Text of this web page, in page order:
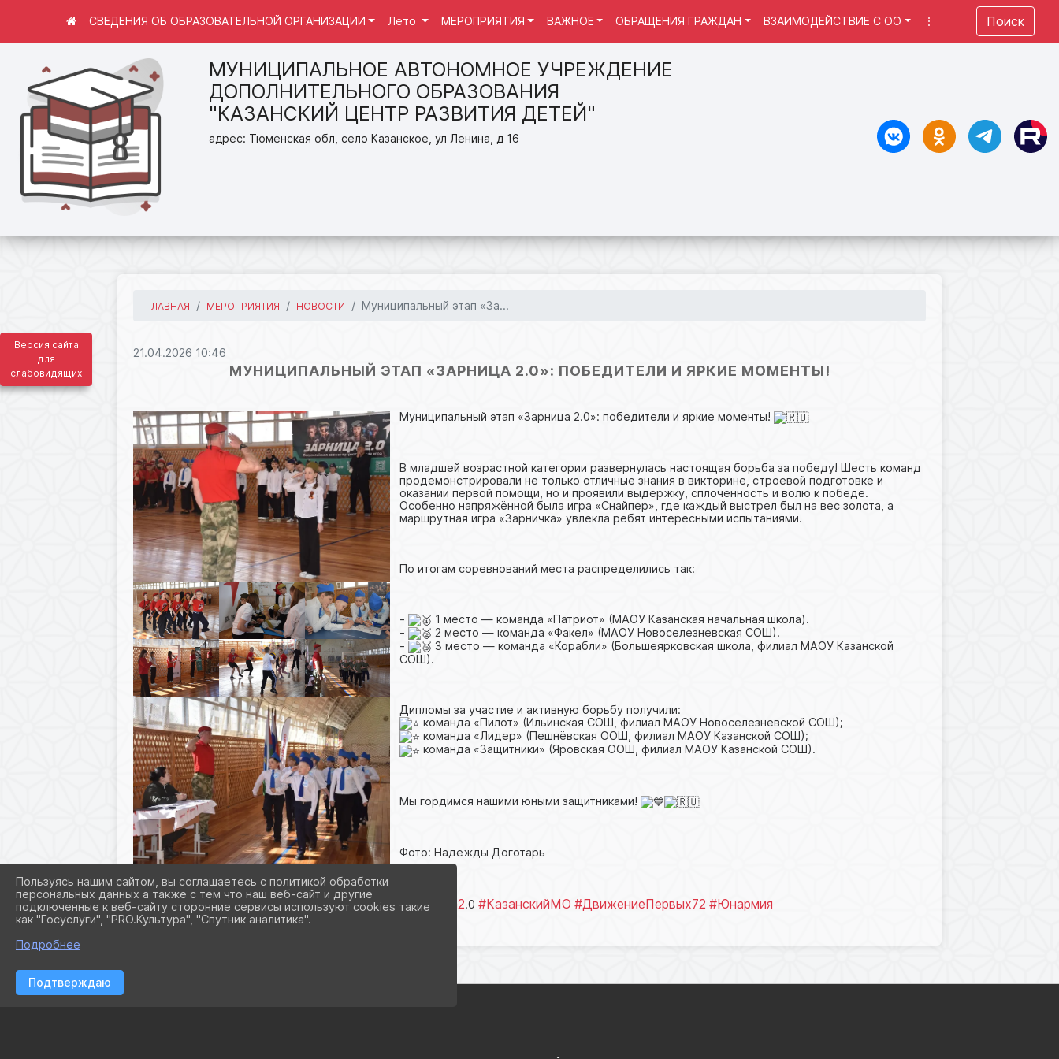
Версия сайта
для
слабовидящих
МУНИЦИПАЛЬНОЕ АВТОНОМНОЕ УЧРЕЖДЕНИЕ
ДОПОЛНИТЕЛЬНОГО ОБРАЗОВАНИЯ
"КАЗАНСКИЙ ЦЕНТР РАЗВИТИЯ ДЕТЕЙ"
адрес: Тюменская обл, село Казанское, ул Ленина, д 16
СВЕДЕНИЯ ОБ ОБРАЗОВАТЕЛЬНОЙ ОРГАНИЗАЦИИ Лето МЕРОПРИЯТИЯ ВАЖНОЕ ОБРАЩЕНИЯ ГРАЖДАН ВЗАИМОДЕЙСТВИЕ С ОО ⋮ Поиск
ГЛАВНАЯ МЕРОПРИЯТИЯ НОВОСТИ Муниципальный этап «За...
21.04.2026 10:46
МУНИЦИПАЛЬНЫЙ ЭТАП «ЗАРНИЦА 2.0»: ПОБЕДИТЕЛИ И ЯРКИЕ МОМЕНТЫ!
Муниципальный этап «Зарница 2.0»: победители и яркие моменты!
В младшей возрастной категории развернулась настоящая борьба за победу! Шесть команд
продемонстрировали не только отличные знания в викторине, строевой подготовке и
оказании первой помощи, но и проявили выдержку, сплочённость и волю к победе.
Особенно напряжённой была игра «Снайпер», где каждый выстрел был на вес золота, а
маршрутная игра «Зарничка» увлекла ребят интересными испытаниями.
По итогам соревнований места распределились так:
-
1 место — команда «Патриот» (МАОУ Казанская начальная школа).
-
2 место — команда «Факел» (МАОУ Новоселезневская СОШ).
-
3 место — команда «Корабли» (Большеярковская школа, филиал МАОУ Казанской
СОШ).
Дипломы за участие и активную борьбу получили:
команда «Пилот» (Ильинская СОШ, филиал МАОУ Новоселезневской СОШ);
команда «Лидер» (Пешнёвская ООШ, филиал МАОУ Казанской СОШ);
команда «Защитники» (Яровская ООШ, филиал МАОУ Казанской СОШ).
Мы гордимся нашими юными защитниками!
Фото: Надежды Доготарь
#Зарница2.0#КазанскийМО #ДвижениеПервых72 #Юнармия
Пользуясь нашим сайтом, вы соглашаетесь с политикой обработки
персональных данных а также с тем что наш веб-сайт и другие
подключенные к веб-сайту сторонние сервисы используют cookies такие
как "Госуслуги", "PRO.Культура", "Спутник аналитика".
Подробнее
Подтверждаю